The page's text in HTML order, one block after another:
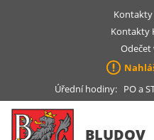
Kontakty
Úřední hodiny: PO a
BLUDOV